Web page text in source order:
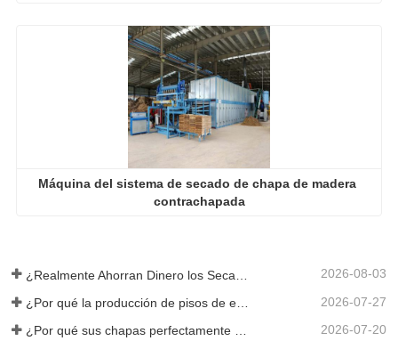
Máquina del sistema de secado de chapa de madera
contrachapada
2026-08-03
2026-07-27
¿Por qué sus chapas perfectamente secadas se rehumedecen? 2026-07-20